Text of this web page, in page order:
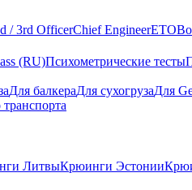
/ 3rd OfficerChief EngineerETO
(RU)Психометрические тесты
Для балкераДля сухогрузаДля
ЛитвыКрюинги Эстонии